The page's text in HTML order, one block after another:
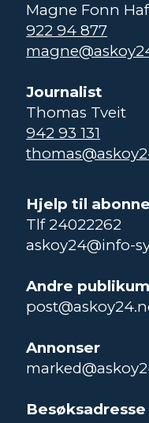
Magne Fonn
922 94 877
Journalist
Thomas Tveit
942 93 131
Hjelp til
Tlf 24022262
askoy24@info-
Andre
Annonser
Besøksadresse